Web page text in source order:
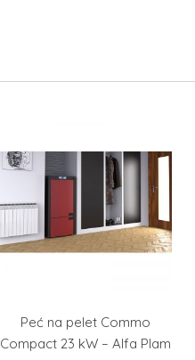
Peć na pelet Commo
Compact 23 kW – Alfa Plam